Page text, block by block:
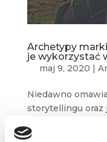
Archetypy
je wykorzystać
maj 9, 2020 |
Niedawno
storytellingu oraz
z narratologią